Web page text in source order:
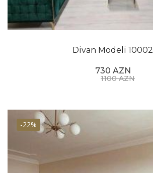
Divan Modeli 10002
730 AZN
1100 AZN
-22%